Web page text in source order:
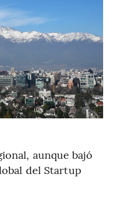
aunque bajó
del Startup